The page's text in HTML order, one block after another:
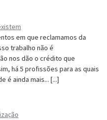
em que reclamamos da
trabalho não é
nos dão o crédito que
há 5 profissões para as quais
é ainda mais... [...]